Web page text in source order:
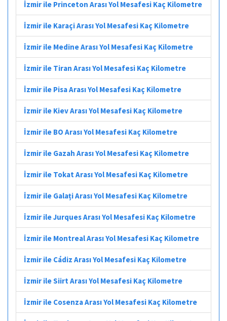
İzmir ile Princeton Arası Yol Mesafesi Kaç Kilometre
İzmir ile Karaçi Arası Yol Mesafesi Kaç Kilometre
İzmir ile Medine Arası Yol Mesafesi Kaç Kilometre
İzmir ile Tiran Arası Yol Mesafesi Kaç Kilometre
İzmir ile Pisa Arası Yol Mesafesi Kaç Kilometre
İzmir ile Kiev Arası Yol Mesafesi Kaç Kilometre
İzmir ile BO Arası Yol Mesafesi Kaç Kilometre
İzmir ile Gazah Arası Yol Mesafesi Kaç Kilometre
İzmir ile Tokat Arası Yol Mesafesi Kaç Kilometre
İzmir ile Galați Arası Yol Mesafesi Kaç Kilometre
İzmir ile Jurques Arası Yol Mesafesi Kaç Kilometre
İzmir ile Montreal Arası Yol Mesafesi Kaç Kilometre
İzmir ile Cádiz Arası Yol Mesafesi Kaç Kilometre
İzmir ile Siirt Arası Yol Mesafesi Kaç Kilometre
İzmir ile Cosenza Arası Yol Mesafesi Kaç Kilometre